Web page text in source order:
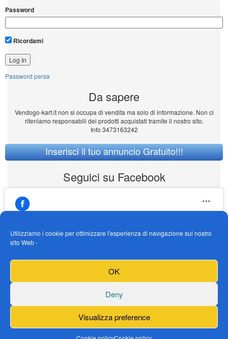
Utilizziamo i cookie per ottimizzare l'esperienza di navigazione sul nostro
sito Web -
OK
Deny
Visualizza preference
Password
Ricordami
Password persa
Da sapere
Vendogo-kart.it non si occupa di vendita ma solo di informazione. Non ci
riteniamo responsabili dei prodotti acquistati tramite il nostro sito.
Info 3473163242
Inserisci il tuo annuncio Gratuito!!!
Seguici su Facebook
https://www.facebook.com/Vendogokartit/
Fai clic per accettare i cookie marketing e
abilitare questo contenuto